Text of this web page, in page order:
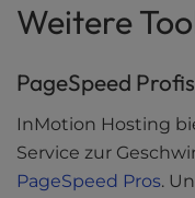
Weitere
PageSpeed Profis
InMotion Hosting
Service zur
PageSpeed Pros.